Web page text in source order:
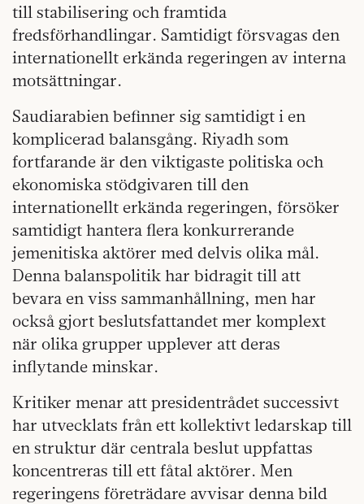
till stabilisering och framtida
fredsförhandlingar. Samtidigt försvagas den
internationellt erkända regeringen av interna
motsättningar.
Saudiarabien befinner sig samtidigt i en
komplicerad balansgång. Riyadh som
fortfarande är den viktigaste politiska och
ekonomiska stödgivaren till den
internationellt erkända regeringen, försöker
samtidigt hantera flera konkurrerande
jemenitiska aktörer med delvis olika mål.
Denna balanspolitik har bidragit till att
bevara en viss sammanhållning, men har
också gjort beslutsfattandet mer komplext
när olika grupper upplever att deras
inflytande minskar.
Kritiker menar att presidentrådet successivt
har utvecklats från ett kollektivt ledarskap till
en struktur där centrala beslut uppfattas
koncentreras till ett fåtal aktörer. Men
regeringens företrädare avvisar denna bild